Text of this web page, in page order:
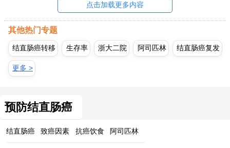
点击加载更多内容
其他热门专题
结直肠癌转移 生存率 浙大二院 阿司匹林 结直肠癌复发
更多 >
预防结直肠癌
结直肠癌 致癌因素 抗癌饮食 阿司匹林